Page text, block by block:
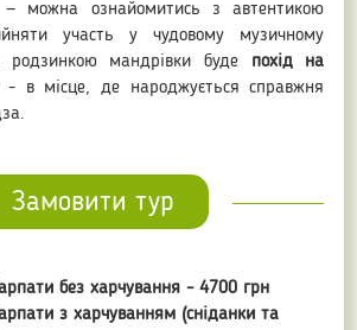
можна ознайомитись з автентикою
участь у чудовому музичному
родзинкою мандрівки буде похід на
- в місце, де народжується справжня
Замовити тур
без харчування - 4700 грн
з харчуванням (сніданки та